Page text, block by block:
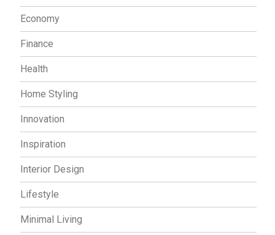
Economy
Finance
Health
Home Styling
Innovation
Inspiration
Interior Design
Lifestyle
Minimal Living